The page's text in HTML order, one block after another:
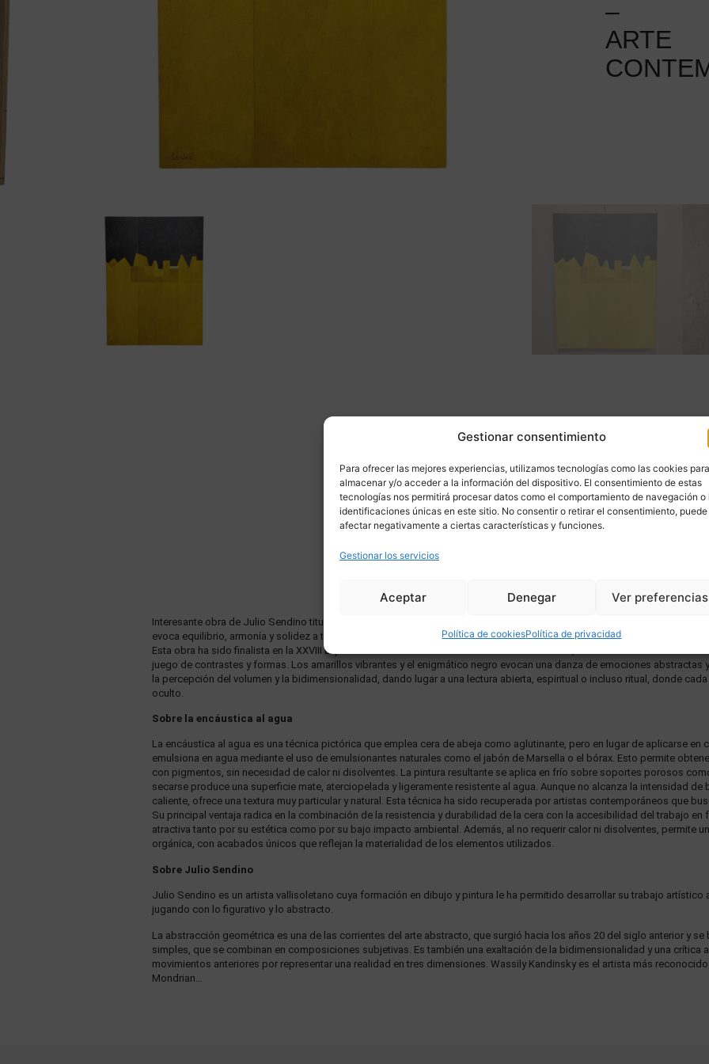
Gestionar consentimiento
Para ofrecer las mejores experiencias, utilizamos tecnologías como las cookies para
almacenar y/o acceder a la información del dispositivo. El consentimiento de estas
tecnologías nos permitirá procesar datos como el comportamiento de navegación o
identificaciones únicas en este sitio. No consentir o retirar el consentimiento, puede
afectar negativamente a ciertas características y funciones.
Gestionar los servicios
Aceptar Denegar Ver preferencias
Política de cookiesPolítica de privacidad
–
ARTE
Interesante obra de Julio Sendino titulada “Movimiento lateral” elaborada mediante la técnica de la encáustica al agua.
evoca equilibrio, armonía y solidez a través de los colores y las formas estructuradas. Este cuadro aportará una energía
Esta obra ha sido finalista en la XXVIII Exposición de Artes Plásticas de Reunart en Valladolid, celebrada en 2024. En esta
juego de contrastes y formas. Los amarillos vibrantes y el enigmático negro evocan una danza de emociones abstractas
la percepción del volumen y la bidimensionalidad, dando lugar a una lectura abierta, espiritual o incluso ritual, donde
oculto.
Sobre la encáustica al agua
La encáustica al agua es una técnica pictórica que emplea cera de abeja como aglutinante, pero en lugar de aplicarse en
emulsiona en agua mediante el uso de emulsionantes naturales como el jabón de Marsella o el bórax. Esto permite
con pigmentos, sin necesidad de calor ni disolventes. La pintura resultante se aplica en frío sobre soportes porosos
secarse produce una superficie mate, aterciopelada y ligeramente resistente al agua. Aunque no alcanza la intensidad de
caliente, ofrece una textura muy particular y natural. Esta técnica ha sido recuperada por artistas contemporáneos que
Su principal ventaja radica en la combinación de la resistencia y durabilidad de la cera con la accesibilidad del trabajo en
atractiva tanto por su estética como por su bajo impacto ambiental. Además, al no requerir calor ni disolventes, permite
orgánica, con acabados únicos que reflejan la materialidad de los elementos utilizados.
Sobre Julio Sendino
Julio Sendino es un artista vallisoletano cuya formación en dibujo y pintura le ha permitido desarrollar su trabajo artístico
jugando con lo figurativo y lo abstracto.
La abstracción geométrica es una de las corrientes del arte abstracto, que surgió hacia los años 20 del siglo anterior y
simples, que se combinan en composiciones subjetivas. Es también una exaltación de la bidimensionalidad y una crítica
movimientos anteriores por representar una realidad en tres dimensiones. Wassily Kandinsky es el artista más
Mondrian…